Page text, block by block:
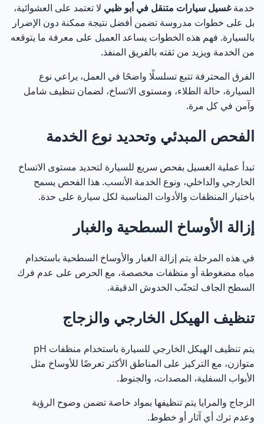
خدمةغسيل سيارات متنقل في أبو ظبي لا تعتمد على العشوائية،
بل على خطوات مدروسة تضمن أفضل نتيجة ممكنة دون الإضرار
بالسيارة. فهم هذه الخطوات يساعد العميل على معرفة ما يتوقعه
من الخدمة ويزيد من ثقته بالفريق المنفذ.
الفرق المحترفة تتبع تسلسلًا واضحًا في العمل، يراعي نوع
السيارة، حالة الطلاء، ومستوى الاتساخ، لضمان تنظيف شامل
وآمن في كل مرة.
الفحص المبدئي وتحديد نوع الخدمة
تبدأ عملية الغسيل بفحص سريع للسيارة لتحديد مستوى الاتساخ
الخارجي والداخلي، ونوع الخدمة الأنسب. هذا الفحص يسمح
باختيار المنظفات والأدوات المناسبة لكل سيارة على حدة.
إزالة الأوساخ السطحية والغبار
في هذه المرحلة يتم إزالة الغبار والأوساخ السطحية باستخدام
مياه مضغوطة أو منظفات مخصصة، مع الحرص على عدم فرك
السطح الجاف لتجنّب الخدوش الدقيقة.
تنظيف الهيكل الخارجي والزجاج
يتم تنظيف الهيكل الخارجي للسيارة باستخدام منظفات pH
متوازن، مع التركيز على المناطق الأكثر تعرضًا للأوساخ مثل
الأبواب السفلية، المصدات، والجنوط.
الزجاج والمرايا يتم تنظيفها بمواد خاصة تضمن وضوح الرؤية
وعدم ترك أي آثار أو خطوط.